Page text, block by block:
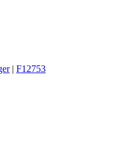
| F12753